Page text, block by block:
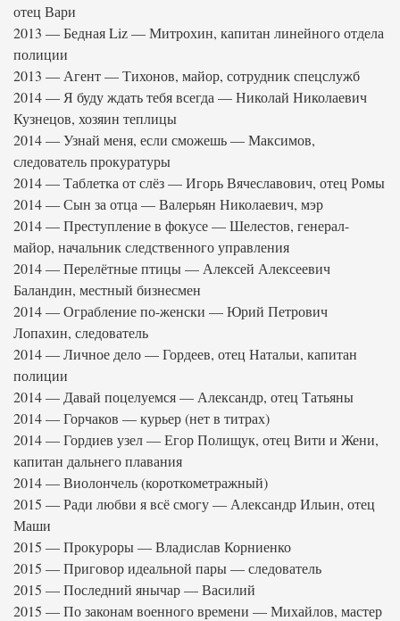
отец Вари
2013 — Бедная Liz — Митрохин, капитан линейного отдела
полиции
2013 — Агент — Тихонов, майор, сотрудник спецслужб
2014 — Я буду ждать тебя всегда — Николай Николаевич
Кузнецов, хозяин теплицы
2014 — Узнай меня, если сможешь — Максимов,
следователь прокуратуры
2014 — Таблетка от слёз — Игорь Вячеславович, отец Ромы
2014 — Сын за отца — Валерьян Николаевич, мэр
2014 — Преступление в фокусе — Шелестов, генерал-
майор, начальник следственного управления
2014 — Перелётные птицы — Алексей Алексеевич
Баландин, местный бизнесмен
2014 — Ограбление по-женски — Юрий Петрович
Лопахин, следователь
2014 — Личное дело — Гордеев, отец Натальи, капитан
полиции
2014 — Давай поцелуемся — Александр, отец Татьяны
2014 — Горчаков — курьер (нет в титрах)
2014 — Гордиев узел — Егор Полищук, отец Вити и Жени,
капитан дальнего плавания
2014 — Виолончель (короткометражный)
2015 — Ради любви я всё смогу — Александр Ильин, отец
Маши
2015 — Прокуроры — Владислав Корниенко
2015 — Приговор идеальной пары — следователь
2015 — Последний янычар — Василий
2015 — По законам военного времени — Михайлов, мастер